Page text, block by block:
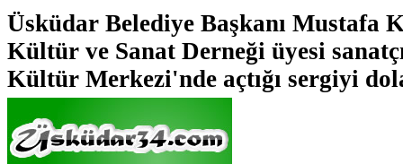
Üsküdar Belediye Başkanı Mustafa
Kültür ve Sanat Derneği üyesi
Kültür Merkezi'nde açtığı sergiyi